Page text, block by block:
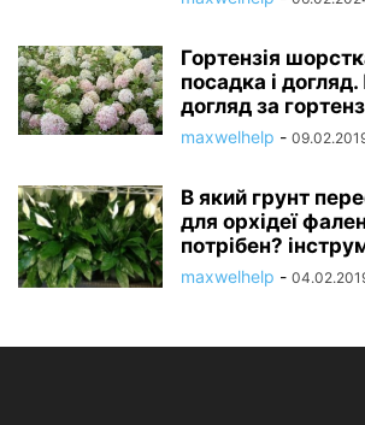
Гортензія
посадка і догляд.
догляд за
maxwelhelp -
В який грунт
для орхідеї
потрібен?
maxwelhelp -